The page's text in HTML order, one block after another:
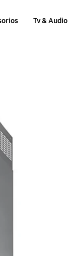
Tv & Audio